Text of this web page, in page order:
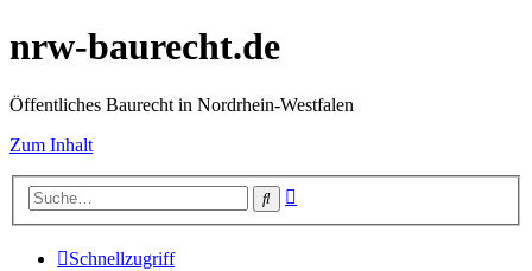
nrw-baurecht.de
Öffentliches Baurecht in Nordrhein-Westfalen
Zum Inhalt
Suche
Schnellzugriff